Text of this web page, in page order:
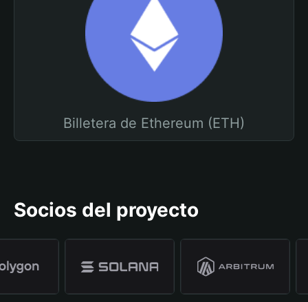
Billetera de Ethereum (ETH)
Socios del proyecto